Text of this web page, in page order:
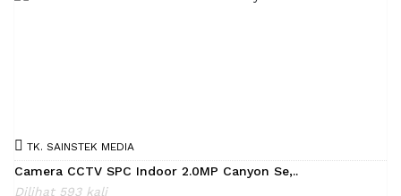
TK. SAINSTEK MEDIA
Camera CCTV SPC Indoor 2.0MP Canyon Se,..
Dilihat 593 kali